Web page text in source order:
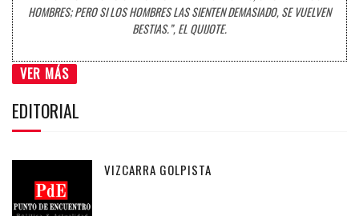
HOMBRES; PERO SI LOS HOMBRES LAS SIENTEN DEMASIADO, SE VUELVEN
BESTIAS.”, EL QUIJOTE.
VER MÁS
EDITORIAL
VIZCARRA GOLPISTA